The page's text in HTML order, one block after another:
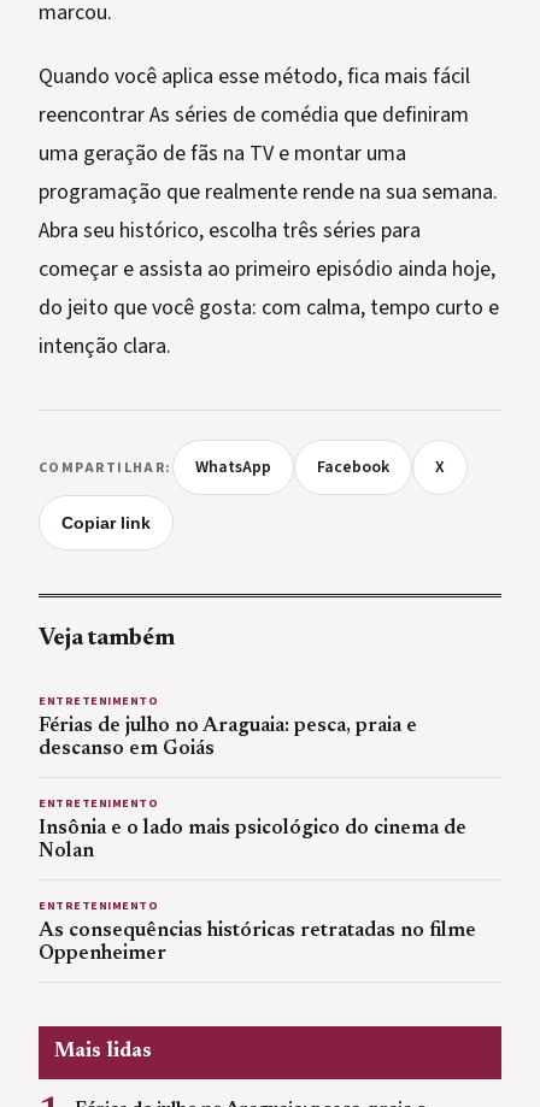
marcou.
Quando você aplica esse método, fica mais fácil
reencontrar As séries de comédia que definiram
uma geração de fãs na TV e montar uma
programação que realmente rende na sua semana.
Abra seu histórico, escolha três séries para
começar e assista ao primeiro episódio ainda hoje,
do jeito que você gosta: com calma, tempo curto e
intenção clara.
COMPARTILHAR: WhatsApp Facebook X
Copiar link
Veja também
ENTRETENIMENTO
Férias de julho no Araguaia: pesca, praia e
descanso em Goiás
ENTRETENIMENTO
Insônia e o lado mais psicológico do cinema de
Nolan
ENTRETENIMENTO
As consequências históricas retratadas no filme
Oppenheimer
Mais lidas